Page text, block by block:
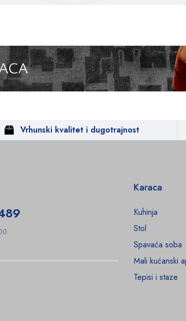
Vrhunski kvalitet i dugotrajnost
Karaca
Kuhinja
Stol
Spavaća soba
Mali kućanski
Tepisi i staze